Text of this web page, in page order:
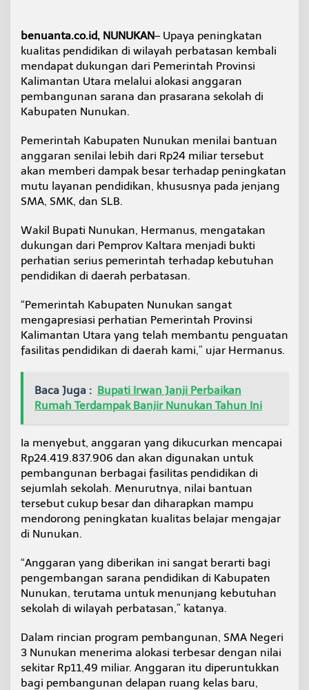
P
e
n
d
n
R
2
4
l
i
a
r
d
r
i
P
e
m
o
v
K
a
l
a
r
a
benuanta.co.id, NUNUKAN– Upaya peningkatan
kualitas pendidikan di wilayah perbatasan kembali
mendapat dukungan dari Pemerintah Provinsi
Kalimantan Utara melalui alokasi anggaran
pembangunan sarana dan prasarana sekolah di
Kabupaten Nunukan.
Pemerintah Kabupaten Nunukan menilai bantuan
anggaran senilai lebih dari Rp24 miliar tersebut
akan memberi dampak besar terhadap peningkatan
mutu layanan pendidikan, khususnya pada jenjang
SMA, SMK, dan SLB.
Wakil Bupati Nunukan, Hermanus, mengatakan
dukungan dari Pemprov Kaltara menjadi bukti
perhatian serius pemerintah terhadap kebutuhan
pendidikan di daerah perbatasan.
“Pemerintah Kabupaten Nunukan sangat
mengapresiasi perhatian Pemerintah Provinsi
Kalimantan Utara yang telah membantu penguatan
fasilitas pendidikan di daerah kami,” ujar Hermanus.
Baca Juga : Bupati Irwan Janji Perbaikan
Rumah Terdampak Banjir Nunukan Tahun Ini
Ia menyebut, anggaran yang dikucurkan mencapai
Rp24.419.837.906 dan akan digunakan untuk
pembangunan berbagai fasilitas pendidikan di
sejumlah sekolah. Menurutnya, nilai bantuan
tersebut cukup besar dan diharapkan mampu
mendorong peningkatan kualitas belajar mengajar
di Nunukan.
“Anggaran yang diberikan ini sangat berarti bagi
pengembangan sarana pendidikan di Kabupaten
Nunukan, terutama untuk menunjang kebutuhan
sekolah di wilayah perbatasan,” katanya.
Dalam rincian program pembangunan, SMA Negeri
3 Nunukan menerima alokasi terbesar dengan nilai
sekitar Rp11,49 miliar. Anggaran itu diperuntukkan
bagi pembangunan delapan ruang kelas baru,